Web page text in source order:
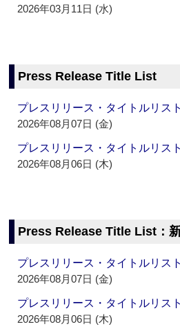
2026年03月11日 (水)
Press Release Title List
プレスリリース・タイトルリ
2026年08月07日 (金)
プレスリリース・タイトルリ
2026年08月06日 (木)
Press Release Title List：
プレスリリース・タイトルリ
2026年08月07日 (金)
プレスリリース・タイトルリ
2026年08月06日 (木)